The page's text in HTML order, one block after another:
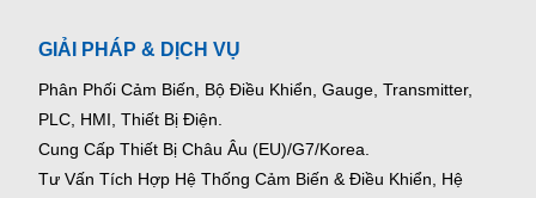
GIẢI PHÁP & DỊCH VỤ
Phân Phối Cảm Biến, Bộ Điều Khiển, Gauge, Transmitter,
PLC, HMI, Thiết Bị Điện.
Cung Cấp Thiết Bị Châu Âu (EU)/G7/Korea.
Tư Vấn Tích Hợp Hệ Thống Cảm Biến & Điều Khiển, Hệ